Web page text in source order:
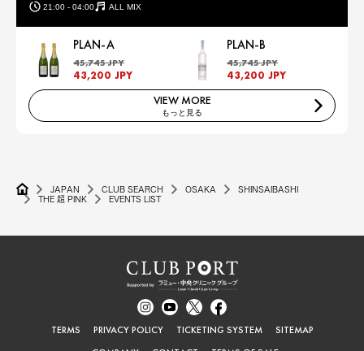
21:00 - 04:00 ALL MIX
PLAN-A
45,745 JPY
43,200 JPY
PLAN-B
45,745 JPY
43,200 JPY
VIEW MORE
もっと見る
JAPAN CLUB SEARCH OSAKA
SHINSAIBASHI
THE 超 PINK
EVENTS LIST
TERMS PRIVACY POLICY TICKETING SYSTEM
SITEMAP